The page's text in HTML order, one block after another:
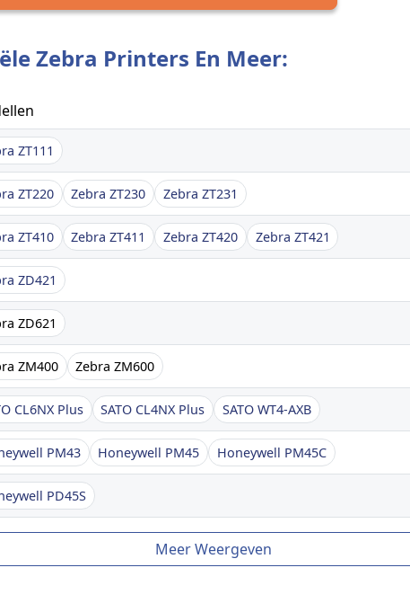
Zebra Printers En Meer:
ZT111
ZT220 Zebra ZT230 Zebra ZT231
ZT410 Zebra ZT411 Zebra ZT420 Zebra ZT421
ZD421
ZD621
ZM400 Zebra ZM600
CL6NX Plus SATO CL4NX Plus SATO WT4-AXB
PM43 Honeywell PM45 Honeywell PM45C
PD45S
Meer Weergeven